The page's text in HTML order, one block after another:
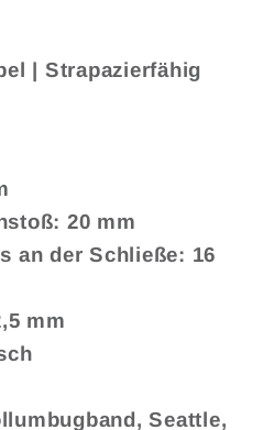
| Strapazierfähig
20 mm
an der Schließe: 16
mm
Seattle,